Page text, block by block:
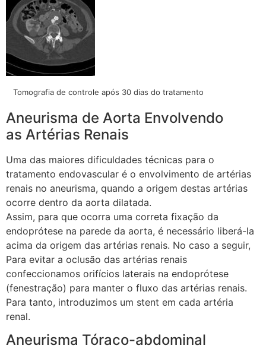
Tomografia de controle após 30 dias do tratamento
Aneurisma de Aorta Envolvendo
as Artérias Renais
Uma das maiores dificuldades técnicas para o
tratamento endovascular é o envolvimento de artérias
renais no aneurisma, quando a origem destas artérias
ocorre dentro da aorta dilatada.
Assim, para que ocorra uma correta fixação da
endoprótese na parede da aorta, é necessário liberá-la
acima da origem das artérias renais. No caso a seguir,
Para evitar a oclusão das artérias renais
confeccionamos orifícios laterais na endoprótese
(fenestração) para manter o fluxo das artérias renais.
Para tanto, introduzimos um stent em cada artéria
renal.
Aneurisma Tóraco-abdominal